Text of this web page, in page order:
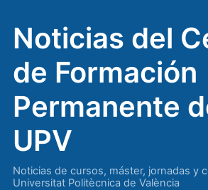
Noticias del
de Formación
Permanente
UPV
Noticias de cursos, máster, jornadas y
Universitat Politècnica de València